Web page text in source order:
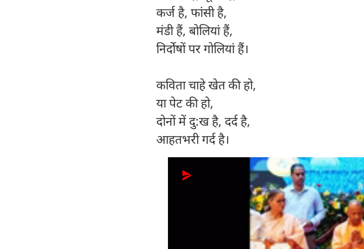
कर्ज है, फांसी है,
मंडी हैं, बोलियां हैं,
निर्दोषों पर गोलियां हैं।
कविता चाहे खेत की हो,
या पेट की हो,
दोनों में दु:ख है, दर्द है,
आहतभरी गर्द है।